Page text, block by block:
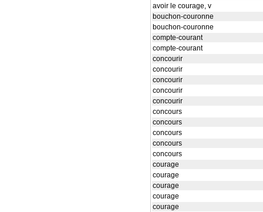
avoir le courage, v
bouchon-couronne
bouchon-couronne
compte-courant
compte-courant
concourir
concourir
concourir
concourir
concourir
concours
concours
concours
concours
concours
courage
courage
courage
courage
courage